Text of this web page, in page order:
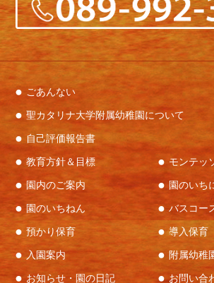
ごあんない
聖カタリナ大学附属幼稚園について
自己評価報告書
教育方針＆目標 モンテッ
園内のご案内 園のいち
園のいちねん バスコー
預かり保育 導入保育
入園案内 附属幼稚
お知らせ・園の日記 お問い合